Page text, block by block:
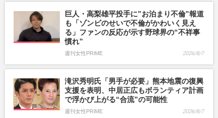
巨人・高梨雄平投手に”お泊まり不倫”報道
も「ゾンビのせいで不倫がかわいく見え
る」ファンの反応が示す野球界の“不祥事
慣れ”
週刊女性PRIME 2026/8/7
滝沢秀明氏「男手が必要」熊本地震の復興
支援を表明、中居正広もボランティア計画
で浮かび上がる“合流”の可能性
週刊女性PRIME 2026/8/7